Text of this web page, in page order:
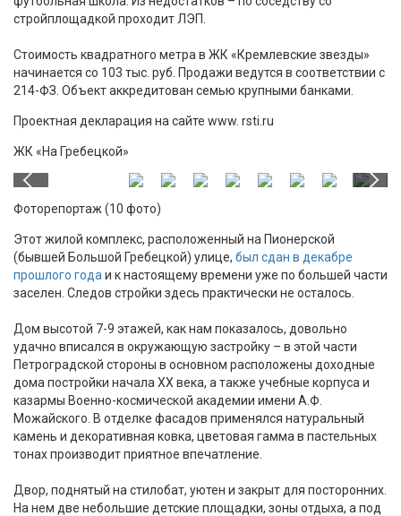
стройплощадкой проходит ЛЭП.
Стоимость квадратного метра в ЖК «Кремлевские звезды»
начинается со 103 тыс. руб. Продажи ведутся в соответствии с
214-ФЗ. Объект аккредитован семью крупными банками.
Проектная декларация на сайте www. rsti.ru
ЖК «На Гребецкой»
Фоторепортаж (10 фото)
Этот жилой комплекс, расположенный на Пионерской
(бывшей Большой Гребецкой) улице, был сдан в декабре
прошлого года и к настоящему времени уже по большей части
заселен. Следов стройки здесь практически не осталось.
Дом высотой 7-9 этажей, как нам показалось, довольно
удачно вписался в окружающую застройку – в этой части
Петроградской стороны в основном расположены доходные
дома постройки начала XX века, а также учебные корпуса и
казармы Военно-космической академии имени А.Ф.
Можайского. В отделке фасадов применялся натуральный
камень и декоративная ковка, цветовая гамма в пастельных
тонах производит приятное впечатление.
Двор, поднятый на стилобат, уютен и закрыт для посторонних.
На нем две небольшие детские площадки, зоны отдыха, а под